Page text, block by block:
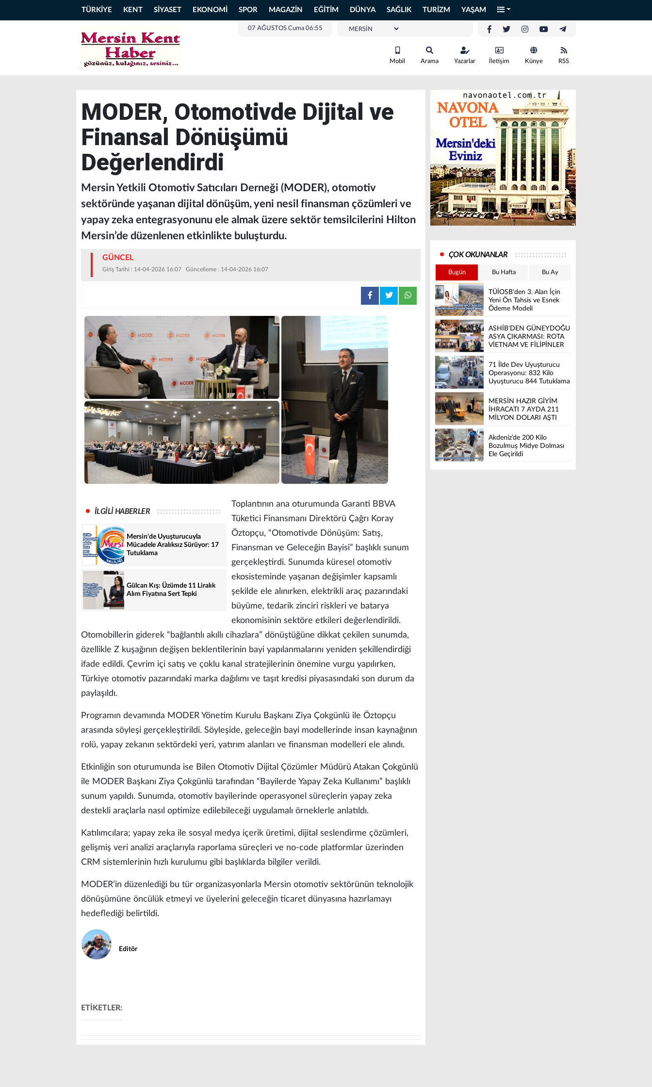
TÜRKİYE KENT SİYASET EKONOMİ SPOR MAGAZİN EĞİTİM DÜNYA SAĞLIK TURİZM YAŞAM
07 AĞUSTOS Cuma 06:55
Mobil Arama Yazarlar İletişim Künye RSS
MODER, Otomotivde Dijital ve
Finansal Dönüşümü
Değerlendirdi
Mersin Yetkili Otomotiv Satıcıları Derneği (MODER), otomotiv
sektöründe yaşanan dijital dönüşüm, yeni nesil finansman çözümleri ve
yapay zeka entegrasyonunu ele almak üzere sektör temsilcilerini Hilton
Mersin’de düzenlenen etkinlikte buluşturdu.
GÜNCEL
Giriş Tarihi : 14-04-2026 16:07 Güncelleme : 14-04-2026 16:07
İLGİLİ HABERLER
Mersin'de Uyuşturucuyla
Mücadele Aralıksız Sürüyor: 17
Tutuklama
Gülcan Kış: Üzümde 11 Liralık
Alım Fiyatına Sert Tepki
Toplantının ana oturumunda Garanti BBVA
Tüketici Finansmanı Direktörü Çağrı Koray
Öztopçu, “Otomotivde Dönüşüm: Satış,
Finansman ve Geleceğin Bayisi” başlıklı sunum
gerçekleştirdi. Sunumda küresel otomotiv
ekosisteminde yaşanan değişimler kapsamlı
şekilde ele alınırken, elektrikli araç pazarındaki
büyüme, tedarik zinciri riskleri ve batarya
ekonomisinin sektöre etkileri değerlendirildi.
Otomobillerin giderek “bağlantılı akıllı cihazlara” dönüştüğüne dikkat çekilen sunumda,
özellikle Z kuşağının değişen beklentilerinin bayi yapılanmalarını yeniden şekillendirdiği
ifade edildi. Çevrim içi satış ve çoklu kanal stratejilerinin önemine vurgu yapılırken,
Türkiye otomotiv pazarındaki marka dağılımı ve taşıt kredisi piyasasındaki son durum da
paylaşıldı.
Programın devamında MODER Yönetim Kurulu Başkanı Ziya Çokgünlü ile Öztopçu
arasında söyleşi gerçekleştirildi. Söyleşide, geleceğin bayi modellerinde insan kaynağının
rolü, yapay zekanın sektördeki yeri, yatırım alanları ve finansman modelleri ele alındı.
Etkinliğin son oturumunda ise Bilen Otomotiv Dijital Çözümler Müdürü Atakan Çokgünlü
ile MODER Başkanı Ziya Çokgünlü tarafından “Bayilerde Yapay Zeka Kullanımı” başlıklı
sunum yapıldı. Sunumda, otomotiv bayilerinde operasyonel süreçlerin yapay zeka
destekli araçlarla nasıl optimize edilebileceği uygulamalı örneklerle anlatıldı.
Katılımcılara; yapay zeka ile sosyal medya içerik üretimi, dijital seslendirme çözümleri,
gelişmiş veri analizi araçlarıyla raporlama süreçleri ve no-code platformlar üzerinden
CRM sistemlerinin hızlı kurulumu gibi başlıklarda bilgiler verildi.
MODER’in düzenlediği bu tür organizasyonlarla Mersin otomotiv sektörünün teknolojik
dönüşümüne öncülük etmeyi ve üyelerini geleceğin ticaret dünyasına hazırlamayı
hedeflediği belirtildi.
Editör
ETİKETLER:
ÇOK OKUNANLAR
Bugün Bu Hafta Bu Ay
TÜİOSB'den 3. Alan İçin
Yeni Ön Tahsis ve Esnek
Ödeme Modeli
ASHİB'DEN GÜNEYDOĞU
ASYA ÇIKARMASI: ROTA
VİETNAM VE FİLİPİNLER
71 İlde Dev Uyuşturucu
Operasyonu: 832 Kilo
Uyuşturucu 844 Tutuklama
MERSİN HAZIR GİYİM
İHRACATI 7 AYDA 211
MİLYON DOLARI AŞTI
Akdeniz’de 200 Kilo
Bozulmuş Midye Dolması
Ele Geçirildi